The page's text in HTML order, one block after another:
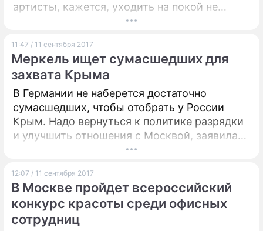
артисты, кажется, уходить на покой не
11:47 / 11 сентября 2017
Меркель ищет сумасшедших для
захвата Крыма
В Германии не наберется достаточно
сумасшедших, чтобы отобрать у России
Крым. Надо вернуться к политике разрядки
и улучшить отношения с Москвой, заявила
оппозиция в Берлине.
12:07 / 11 сентября 2017
В Москве пройдет всероссийский
конкурс красоты среди офисных
сотрудниц